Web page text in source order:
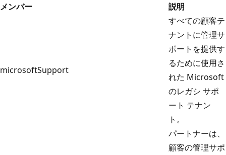
メンバー 説明
microsoftSupport
すべての顧客テ
ナントに管理サ
ポートを提供す
るために使用さ
れた Microsoft
のレガシ サポ
ート テナン
ト。
パートナーは、
顧客の管理サポ